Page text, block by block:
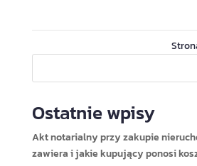
Ostatnie wpisy
Akt notarialny przy zakupie
zawiera i jakie kupujący ponosi